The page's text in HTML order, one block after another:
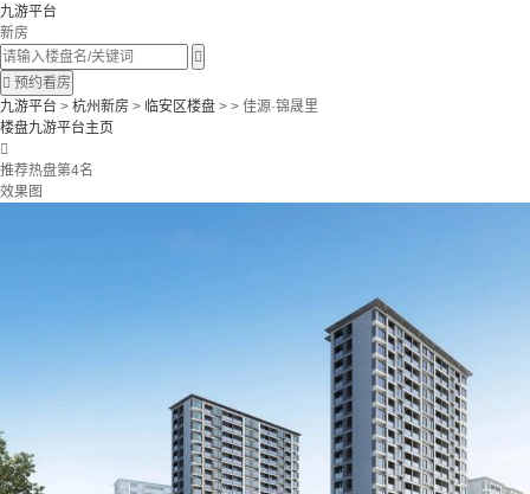
九游平台
新房

 预约看房
九游平台 > 杭州新房 > 临安区楼盘 > > 佳源·锦晟里
楼盘九游平台主页

推荐热盘第4名
效果图